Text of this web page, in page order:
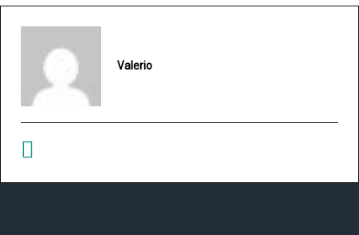
Valerio